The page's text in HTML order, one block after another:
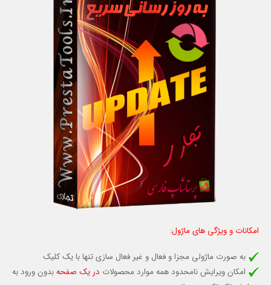
امکانات و ویژگی های ماژول:
به صورت ماژولی مجزا و فعال و غیر فعال سازی تنها با یک کلیک
امکان ویرایش نامحدود همه موارد محصولات در یک صفحهبدون ورود به